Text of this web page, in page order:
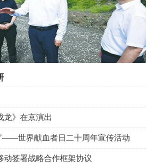
龙》在京演出
世界献血者日二十周年宣传活动
动签署战略合作框架协议